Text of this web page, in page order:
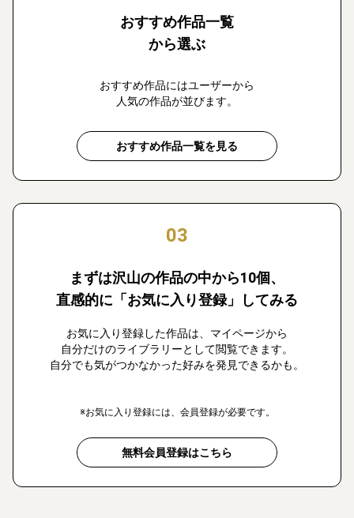
おすすめ作品一覧
から選ぶ
おすすめ作品にはユーザーから
人気の作品が並びます。
おすすめ作品一覧を見る
03
まずは沢山の作品の中から10個、
直感的に「お気に入り登録」してみる
お気に入り登録した作品は、マイページから
自分だけのライブラリーとして閲覧できます。
自分でも気がつかなかった好みを発見できるかも。
※お気に入り登録には、会員登録が必要です。
無料会員登録はこちら